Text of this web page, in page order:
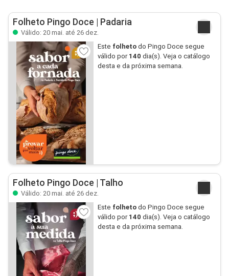
Folheto Pingo Doce | Padaria
Válido: 20 mai. até 26 dez.
Este folhetodo Pingo Doce segue
válido por 140 dia(s). Veja o catálogo
desta e da próxima semana.
Folheto Pingo Doce | Talho
Válido: 20 mai. até 26 dez.
Este folhetodo Pingo Doce segue
válido por 140 dia(s). Veja o catálogo
desta e da próxima semana.